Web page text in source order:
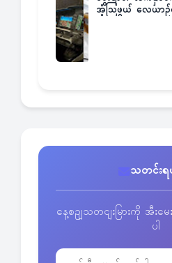
အံ့သြဖွယ် လေယာဉ်
သတင်း
နေ့စဥျသတငျးမြားကို အီး
ပါ